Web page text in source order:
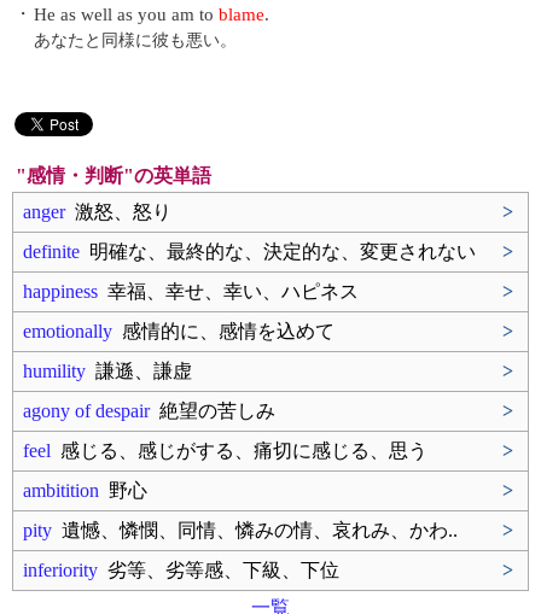
・ He as well as you am to blame.
あなたと同様に彼も悪い。
"感情・判断"の英単語
anger激怒、怒り
>
definite 明確な、最終的な、決定的な、変更されない
>
happiness 幸福、幸せ、幸い、ハピネス
>
emotionally 感情的に、感情を込めて
>
humility 謙遜、謙虚
>
agony of despair絶望の苦しみ
>
feel 感じる、感じがする、痛切に感じる、思う
>
ambitition 野心
>
pity 遺憾、憐憫、同情、憐みの情、哀れみ、かわ..
>
inferiority 劣等、劣等感、下級、下位
>
一覧